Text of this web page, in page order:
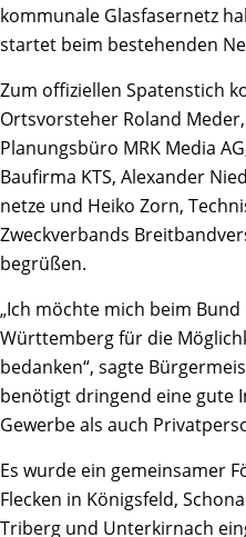
kommunale Glasfasernetz
startet beim bestehenden
Zum offiziellen Spatenstich
Ortsvorsteher Roland
Planungsbüro MRK Media
Baufirma KTS, Alexander
netze und Heiko Zorn,
Zweckverbands
begrüßen.
„Ich möchte mich beim
Württemberg für die
bedanken“, sagte
benötigt dringend eine gute
Gewerbe als auch
Es wurde ein gemeinsamer
Flecken in Königsfeld,
Triberg und Unterkirnach